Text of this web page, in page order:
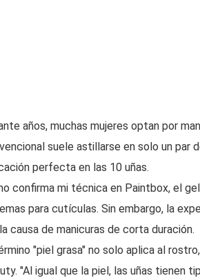
años, muchas mujeres optan por
suele astillarse en solo un par
perfecta en las 10 uñas.
confirma mi técnica en Paintbox, el
para cutículas. Sin embargo, la
causa de manicuras de corta duración.
"piel grasa" no solo aplica al
"Al igual que la piel, las uñas tienen